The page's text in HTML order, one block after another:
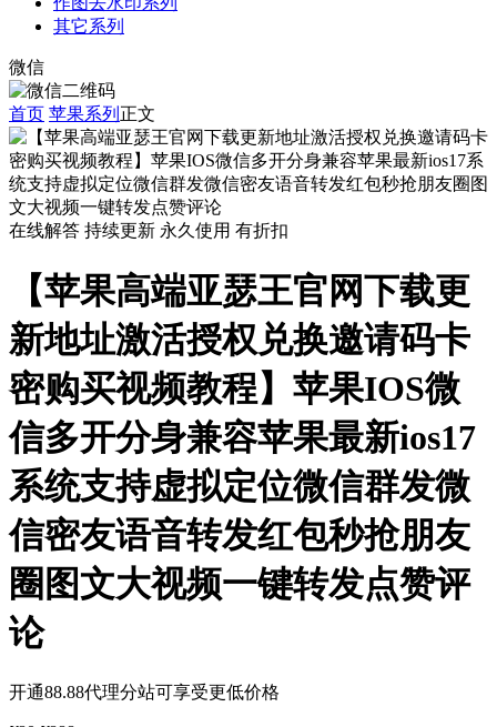
其它系列
微信
首页 苹果系列 正文
在线解答 持续更新 永久使用 有折扣
【苹果高端亚瑟王官网下载更
新地址激活授权兑换邀请码卡
密购买视频教程】苹果IOS微
信多开分身兼容苹果最新ios17
系统支持虚拟定位微信群发微
信密友语音转发红包秒抢朋友
圈图文大视频一键转发点赞评
论
开通88.88代理分站可享受更低价格